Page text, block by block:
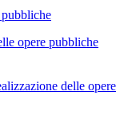
opere pubbliche
delle opere